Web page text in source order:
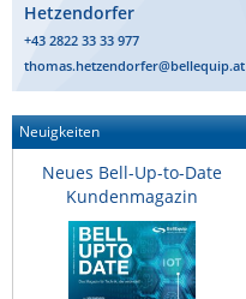
Riello UPS
Server Technology
Siretta
SIRIO Antenne
Sunbird
Tactical Software
TEKTELIC
Teltonika
Hetzendorfer
+43 2822 33 33 977
thomas.hetzendorfer@bellequip.at
Neuigkeiten
Neues Bell-Up-to-Date
Kundenmagazin